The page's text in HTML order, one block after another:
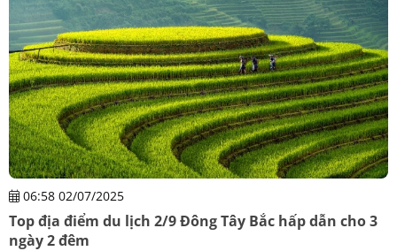
06:58 02/07/2025
Top địa điểm du lịch 2/9 Đông Tây Bắc hấp dẫn cho 3
ngày 2 đêm